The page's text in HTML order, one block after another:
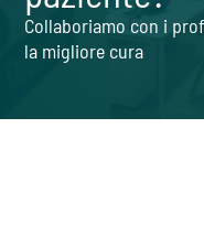
Collaboriamo con i
la migliore cura